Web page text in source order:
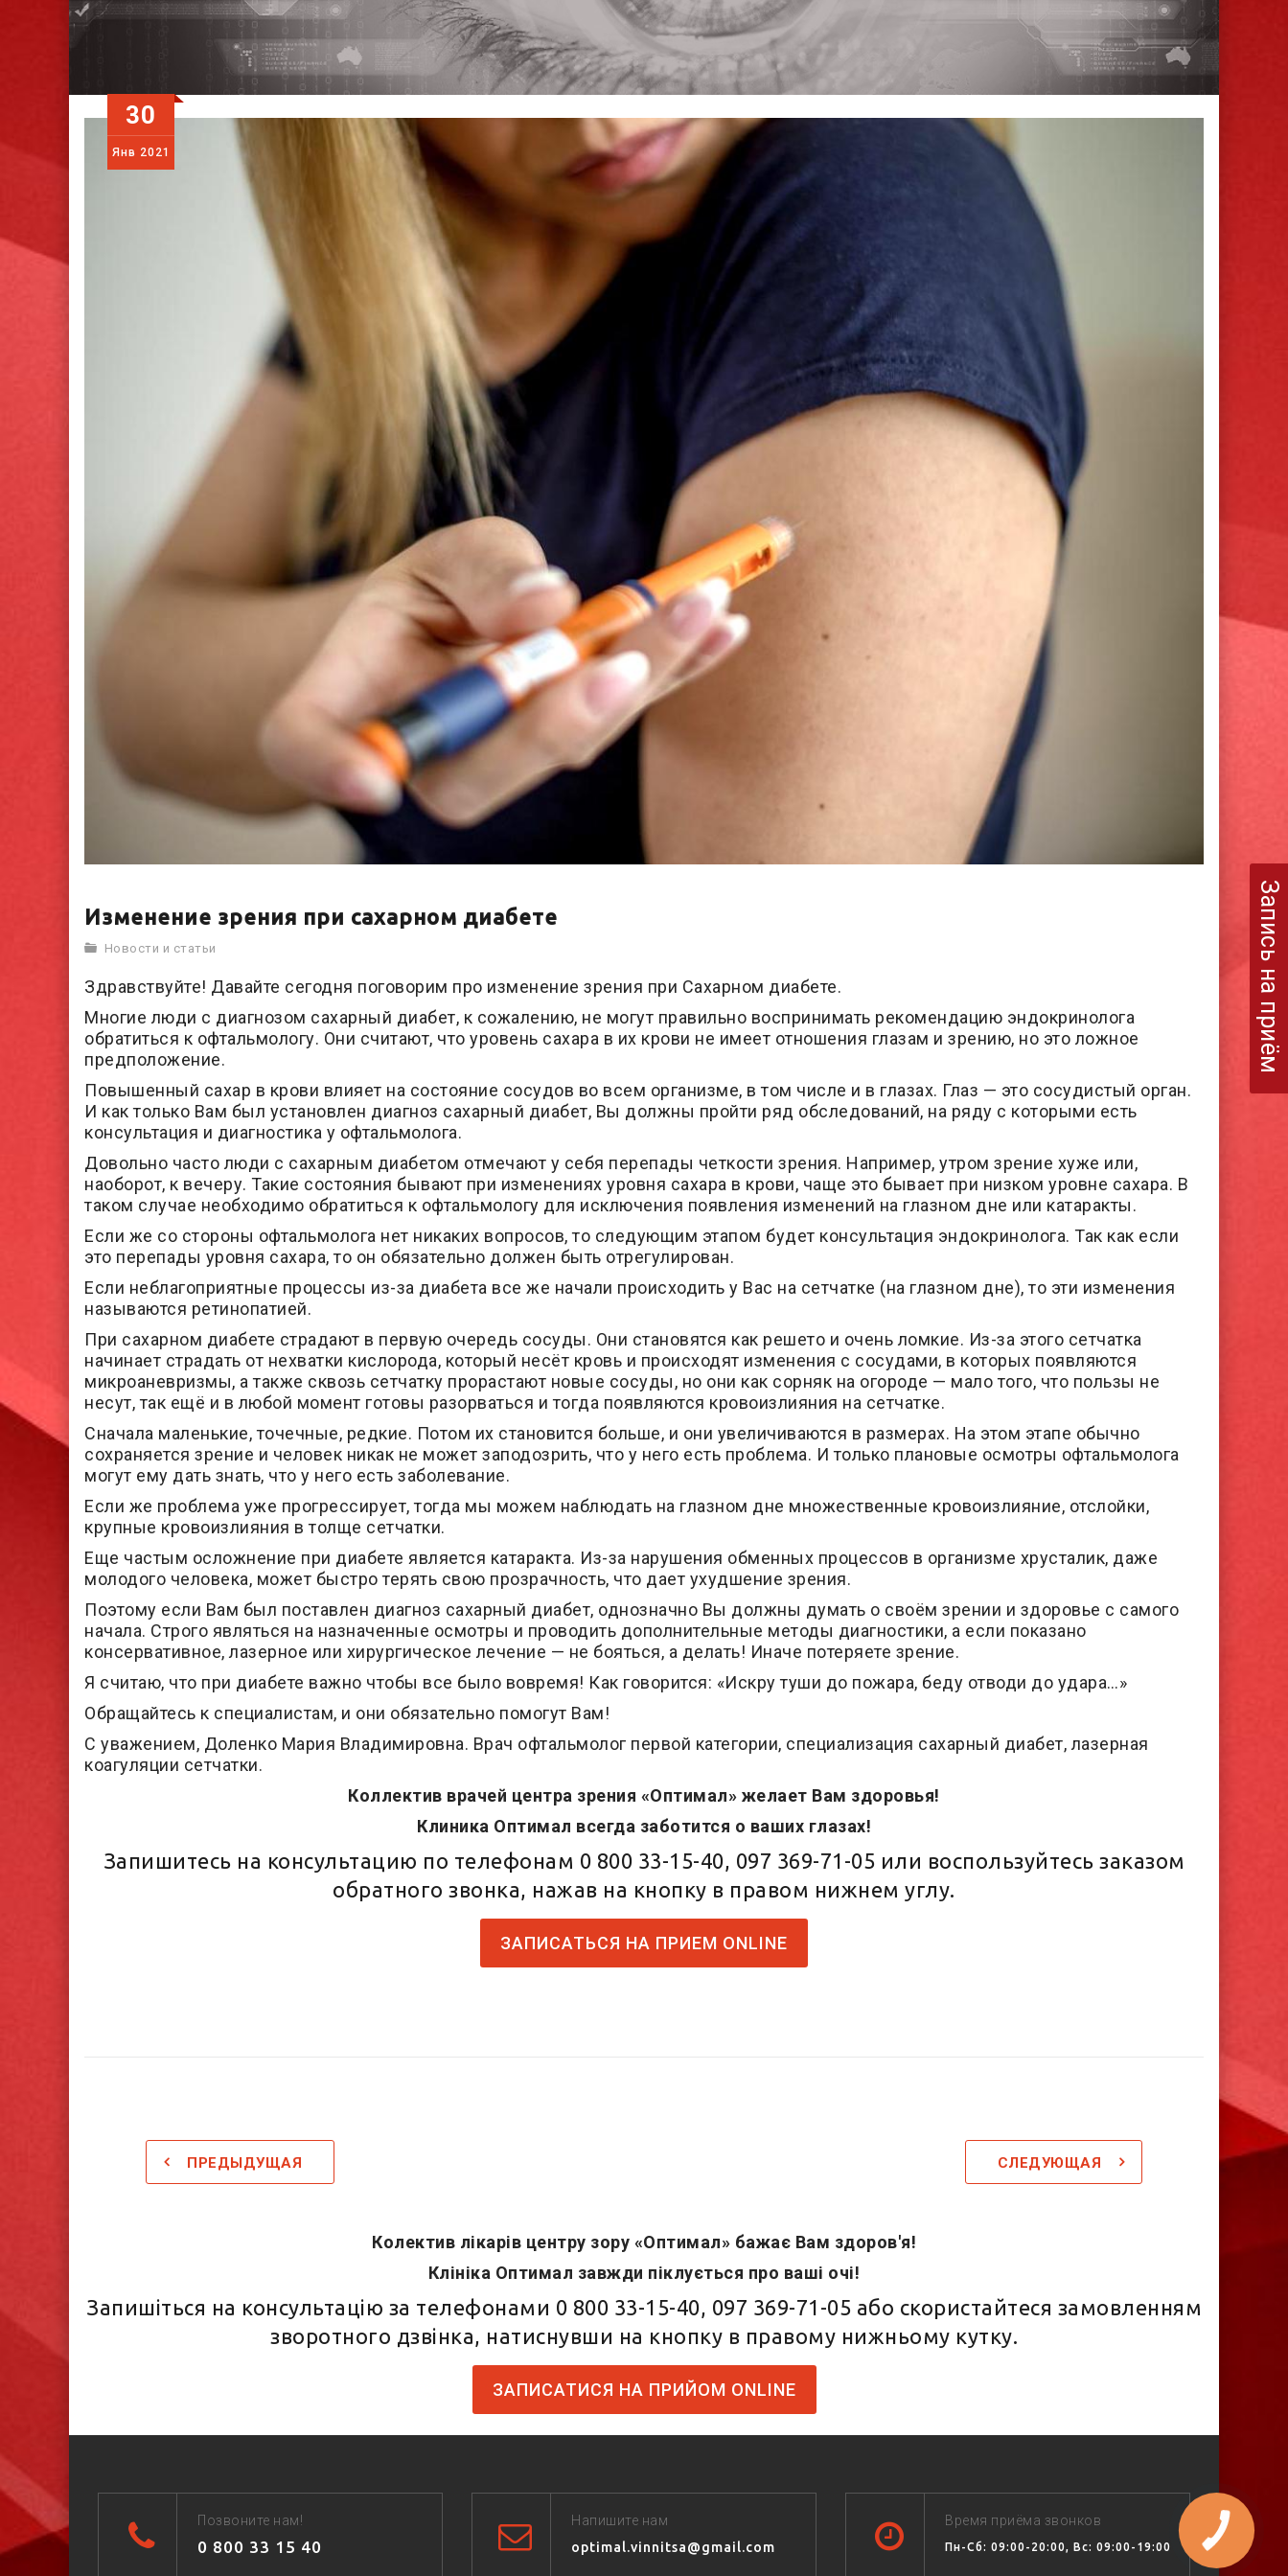
Запись на приём
30
Янв 2021
Изменение зрения при сахарном диабете
Новости и статьи
Здравствуйте! Давайте сегодня поговорим про изменение зрения при Сахарном диабете.
Многие люди с диагнозом сахарный диабет, к сожалению, не могут правильно воспринимать рекомендацию эндокринолога
обратиться к офтальмологу. Они считают, что уровень сахара в их крови не имеет отношения глазам и зрению, но это ложное
предположение.
Повышенный сахар в крови влияет на состояние сосудов во всем организме, в том числе и в глазах. Глаз — это сосудистый орган.
И как только Вам был установлен диагноз сахарный диабет, Вы должны пройти ряд обследований, на ряду с которыми есть
консультация и диагностика у офтальмолога.
Довольно часто люди с сахарным диабетом отмечают у себя перепады четкости зрения. Например, утром зрение хуже или,
наоборот, к вечеру. Такие состояния бывают при изменениях уровня сахара в крови, чаще это бывает при низком уровне сахара. В
таком случае необходимо обратиться к офтальмологу для исключения появления изменений на глазном дне или катаракты.
Если же со стороны офтальмолога нет никаких вопросов, то следующим этапом будет консультация эндокринолога. Так как если
это перепады уровня сахара, то он обязательно должен быть отрегулирован.
Если неблагоприятные процессы из-за диабета все же начали происходить у Вас на сетчатке (на глазном дне), то эти изменения
называются ретинопатией.
При сахарном диабете страдают в первую очередь сосуды. Они становятся как решето и очень ломкие. Из-за этого сетчатка
начинает страдать от нехватки кислорода, который несёт кровь и происходят изменения с сосудами, в которых появляются
микроаневризмы, а также сквозь сетчатку прорастают новые сосуды, но они как сорняк на огороде — мало того, что пользы не
несут, так ещё и в любой момент готовы разорваться и тогда появляются кровоизлияния на сетчатке.
Сначала маленькие, точечные, редкие. Потом их становится больше, и они увеличиваются в размерах. На этом этапе обычно
сохраняется зрение и человек никак не может заподозрить, что у него есть проблема. И только плановые осмотры офтальмолога
могут ему дать знать, что у него есть заболевание.
Если же проблема уже прогрессирует, тогда мы можем наблюдать на глазном дне множественные кровоизлияние, отслойки,
крупные кровоизлияния в толще сетчатки.
Еще частым осложнение при диабете является катаракта. Из-за нарушения обменных процессов в организме хрусталик, даже
молодого человека, может быстро терять свою прозрачность, что дает ухудшение зрения.
Поэтому если Вам был поставлен диагноз сахарный диабет, однозначно Вы должны думать о своём зрении и здоровье с самого
начала. Строго являться на назначенные осмотры и проводить дополнительные методы диагностики, а если показано
консервативное, лазерное или хирургическое лечение — не бояться, а делать! Иначе потеряете зрение.
Я считаю, что при диабете важно чтобы все было вовремя! Как говорится: «Искру туши до пожара, беду отводи до удара…»
Обращайтесь к специалистам, и они обязательно помогут Вам!
С уважением, Доленко Мария Владимировна. Врач офтальмолог первой категории, специализация сахарный диабет, лазерная
коагуляции сетчатки.
Коллектив врачей центра зрения «Оптимал» желает Вам здоровья!
Клиника Оптимал всегда заботится о ваших глазах!
Запишитесь на консультацию по телефонам 0 800 33-15-40, 097 369-71-05 или воспользуйтесь заказом
обратного звонка, нажав на кнопку в правом нижнем углу.
ЗАПИСАТЬСЯ НА ПРИЕМ ONLINE
ПРЕДЫДУЩАЯ СЛЕДУЮЩАЯ
Колектив лікарів центру зору «Оптимал» бажає Вам здоров'я!
Клініка Оптимал завжди піклується про ваші очі!
Запишіться на консультацію за телефонами 0 800 33-15-40, 097 369-71-05 або скористайтеся замовленням
зворотного дзвінка, натиснувши на кнопку в правому нижньому кутку.
ЗАПИСАТИСЯ НА ПРИЙОМ ONLINE
Позвоните нам!
0 800 33 15 40
Напишите нам
optimal.vinnitsa@gmail.com
Время приёма звонков
Пн-Сб: 09:00-20:00, Вс: 09:00-19:00